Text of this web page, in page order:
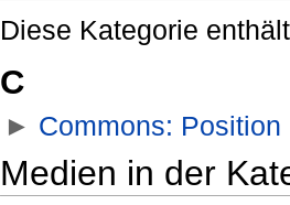
Diese Kategorie
C
► Commons: Position
Medien in der